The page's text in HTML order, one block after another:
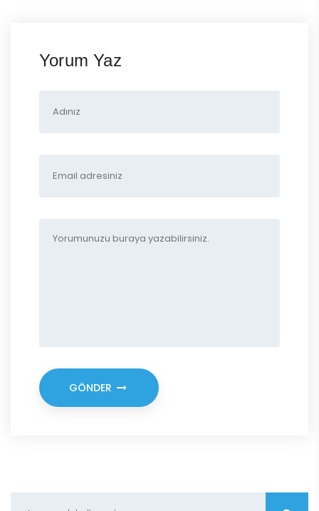
Yorum Yaz
GÖNDER